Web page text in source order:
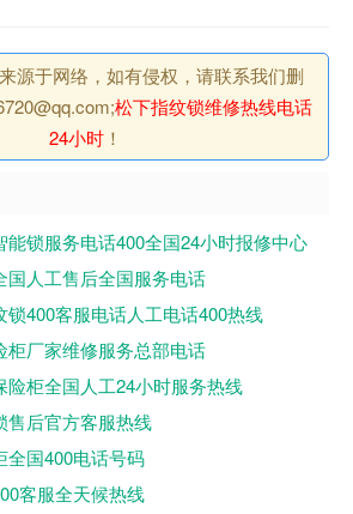
源于网络，如有侵权，请联系我们删
松下指纹锁维修热线电话
24小时！
能锁服务电话400全国24小时报修中心
国人工售后全国服务电话
锁400客服电话人工电话400热线
柜厂家维修服务总部电话
险柜全国人工24小时服务热线
售后官方客服热线
全国400电话号码
客服全天候热线